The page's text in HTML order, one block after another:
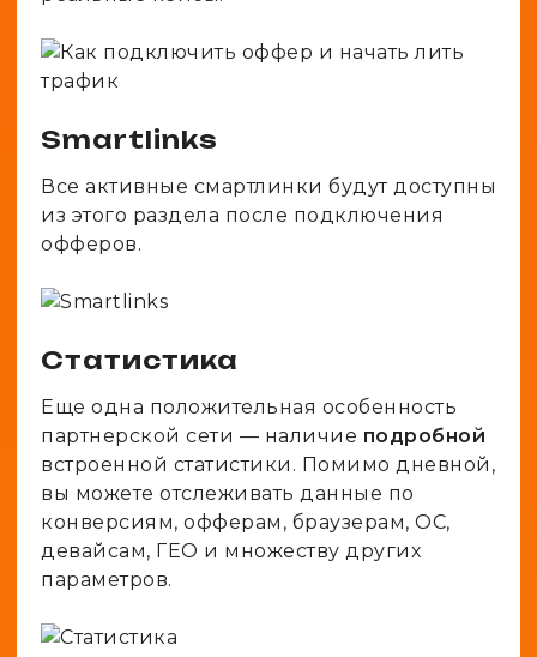
Smartlinks
Все активные смартлинки будут доступны
из этого раздела после подключения
офферов.
Статистика
Еще одна положительная особенность
партнерской сети — наличие подробной
встроенной статистики. Помимо дневной,
вы можете отслеживать данные по
конверсиям, офферам, браузерам, ОС,
девайсам, ГЕО и множеству других
параметров.